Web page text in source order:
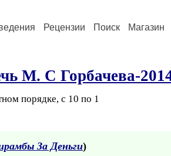
Рецензии Поиск Магазин
М. С Горбачева-
порядке, с 10 по 1
За Деньги)